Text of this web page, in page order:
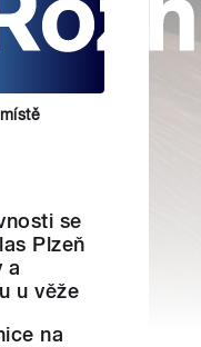
se
Plzeň
a
u věže
na